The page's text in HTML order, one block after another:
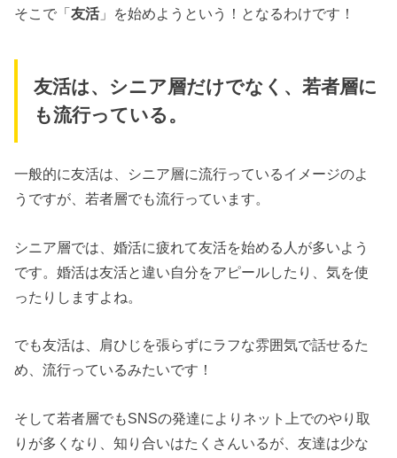
そこで「友活」を始めようという！となるわけです！
友活は、シニア層だけでなく、若者層に
も流行っている。
一般的に友活は、シニア層に流行っているイメージのよ
うですが、若者層でも流行っています。
シニア層では、婚活に疲れて友活を始める人が多いよう
です。婚活は友活と違い自分をアピールしたり、気を使
ったりしますよね。
でも友活は、肩ひじを張らずにラフな雰囲気で話せるた
め、流行っているみたいです！
そして若者層でもSNSの発達によりネット上でのやり取
りが多くなり、知り合いはたくさんいるが、友達は少な